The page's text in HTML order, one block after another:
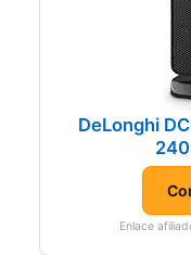
DeLonghi
Enlace